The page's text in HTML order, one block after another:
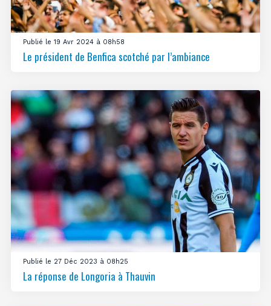
Publié le 19 Avr 2024 à 08h58
Le président de Benfica scotché par l’ambiance
Publié le 27 Déc 2023 à 08h25
La réponse de Longoria à Thauvin